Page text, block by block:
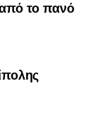
το πανό